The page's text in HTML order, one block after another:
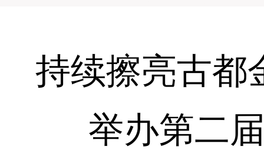
持续擦亮古都
举办第二